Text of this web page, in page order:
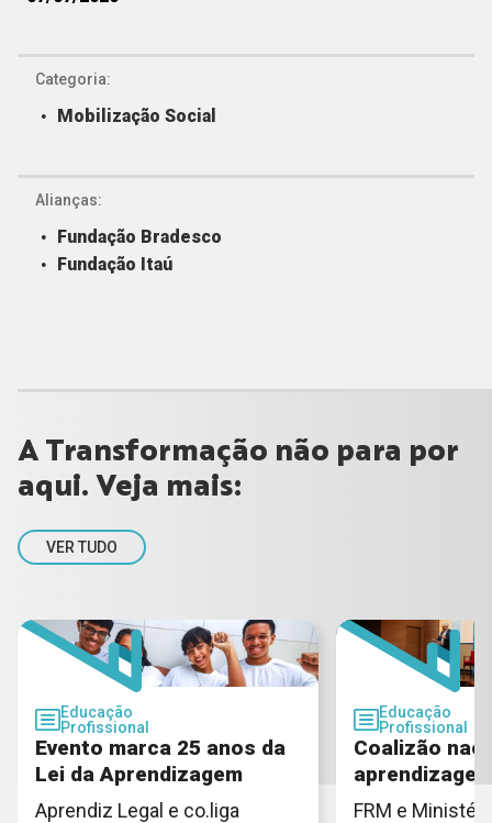
Categoria:
Mobilização Social
Alianças:
Fundação Bradesco
Fundação Itaú
A Transformação não para por
aqui. Veja mais:
VER TUDO
Educação
Profissional
Evento marca 25 anos da
Lei da Aprendizagem
Aprendiz Legal e co.liga
Educação
Profissional
Coalizão
FRM e